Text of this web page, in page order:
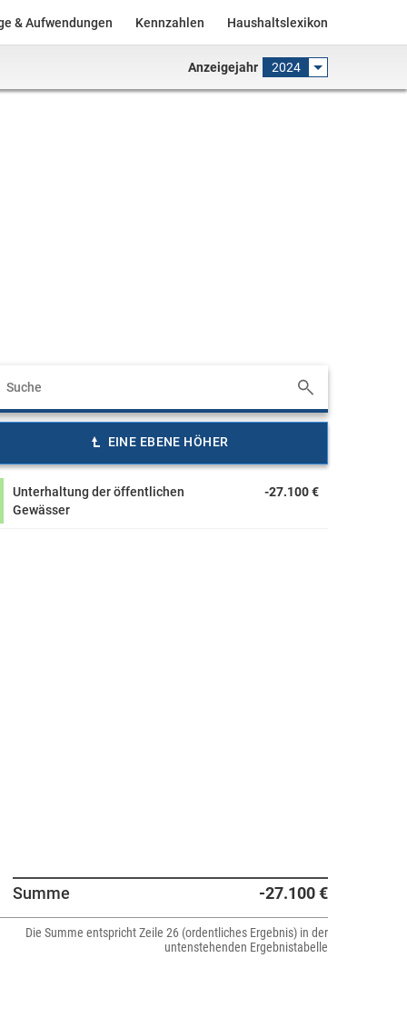
& Aufwendungen Kennzahlen Haushaltslexikon
Anzeigejahr 2024
EINE EBENE HÖHER
Unterhaltung der öffentlichen
Gewässer
-27.100 €
Summe -27.100 €
Die Summe entspricht Zeile 26 (ordentliches Ergebnis) in der
untenstehenden Ergebnistabelle